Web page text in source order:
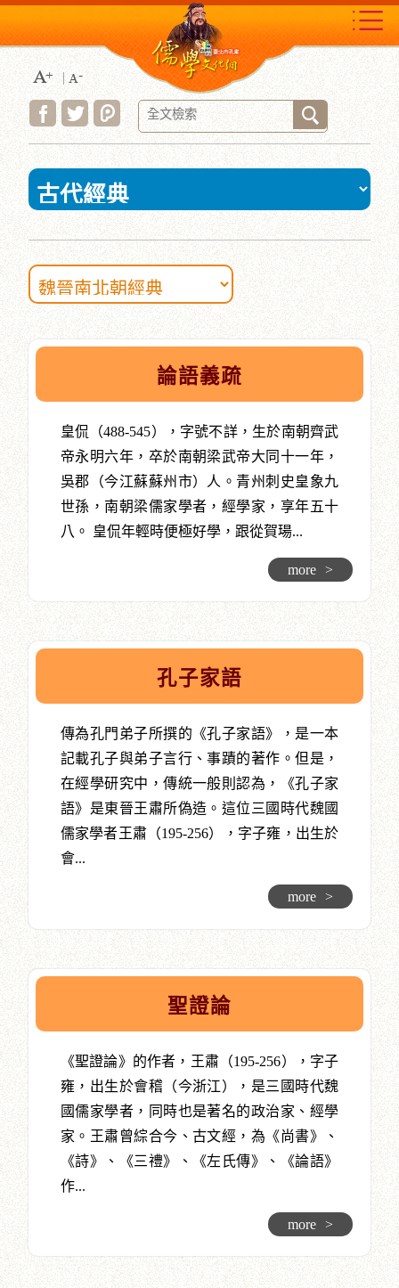
到
主
要
內
容
區
塊
:::
論語義疏
皇侃（488-545），字號不詳，生於南朝齊武
帝永明六年，卒於南朝梁武帝大同十一年，
吳郡（今江蘇蘇州市）人。青州刺史皇象九
世孫，南朝梁儒家學者，經學家，享年五十
八。 皇侃年輕時便極好學，跟從賀瑒...
more >
孔子家語
傳為孔門弟子所撰的《孔子家語》，是一本
記載孔子與弟子言行、事蹟的著作。但是，
在經學研究中，傳統一般則認為，《孔子家
語》是東晉王肅所偽造。這位三國時代魏國
儒家學者王肅（195-256），字子雍，出生於
會...
more >
聖證論
《聖證論》的作者，王肅（195-256），字子
雍，出生於會稽（今浙江），是三國時代魏
國儒家學者，同時也是著名的政治家、經學
家。王肅曾綜合今、古文經，為《尚書》、
《詩》、《三禮》、《左氏傳》、《論語》
作...
more >